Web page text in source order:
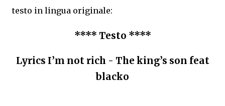
testo in lingua originale:
**** Testo ****
Lyrics I’m not rich - The king’s son feat
blacko